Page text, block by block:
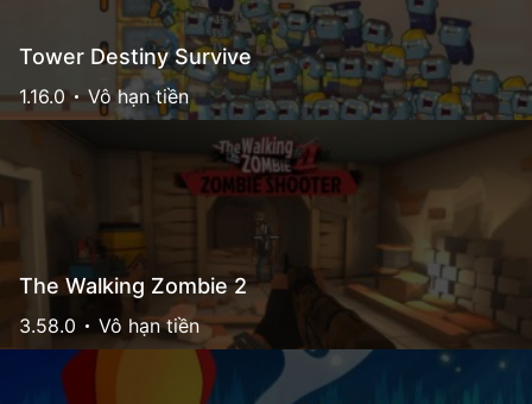
Tower Destiny Survive
1.16.0 Vô hạn tiền
The Walking Zombie 2
3.58.0 Vô hạn tiền